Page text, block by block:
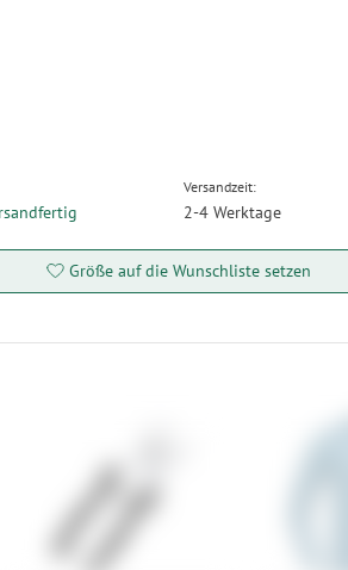
Versandzeit:
2-4 Werktage
Größe auf die Wunschliste setzen